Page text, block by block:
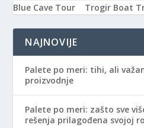
Blue Cave Tour Trogir Boat
NAJNOVIJE
Palete po meri: tihi, ali
proizvodnje
Palete po meri: zašto sve
rešenja prilagođena svojoj